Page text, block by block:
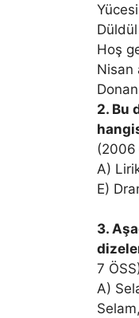
Düldül
Hoş
Nisan
2. Bu
(2006
A)
E)
3.
7
A)